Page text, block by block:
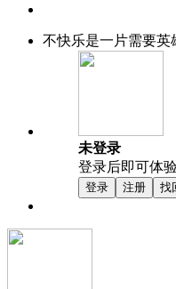
不快乐是一片需要英
未登录
登录后即可体
登录 注册 找